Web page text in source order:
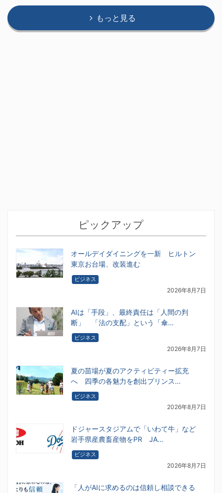
もっと見る
ピックアップ
オールデイダイニングを一新 ヒルトン
東京お台場、改装進む
ビジネス
2026年8月7日
AIは「手段」、最終責任は「人間の判
断」 「法の支配」という「傘…
ビジネス
2026年8月7日
夏の苗場が夏のアクティビティー拡充
へ 四季の各魅力を創出プリンス…
ビジネス
2026年8月7日
ドジャースタジアムで「いわて牛」など
岩手県産農畜産物をPR JA…
ビジネス
2026年8月7日
「人がAIに求めるのは信頼し相談できる